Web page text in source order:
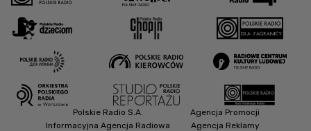
Polskie Radio S.A.
Informacyjna Agencja Radiowa
Agencja Promocji
Agencja Reklamy